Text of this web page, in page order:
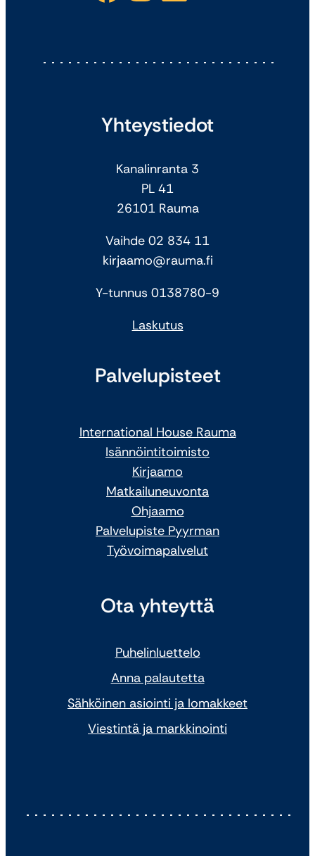
Yhteystiedot
Kanalinranta 3
PL 41
26101 Rauma
Vaihde 02 834 11
kirjaamo@rauma.fi
Y-tunnus 0138780-9
Laskutus
Palvelupisteet
International House Rauma
Isännöintitoimisto
Kirjaamo
Matkailuneuvonta
Ohjaamo
Palvelupiste Pyyrman
Työvoimapalvelut
Ota yhteyttä
Puhelinluettelo
Anna palautetta
Sähköinen asiointi ja lomakkeet
Viestintä ja markkinointi